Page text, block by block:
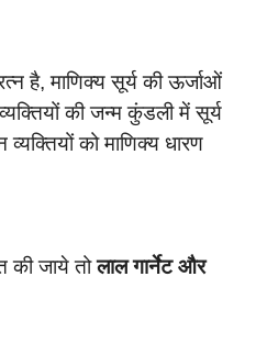
है, माणिक्य सूर्य की ऊर्जाओं
की जन्म कुंडली में सूर्य
को माणिक्य धारण
की जाये तोलाल गार्नेट और